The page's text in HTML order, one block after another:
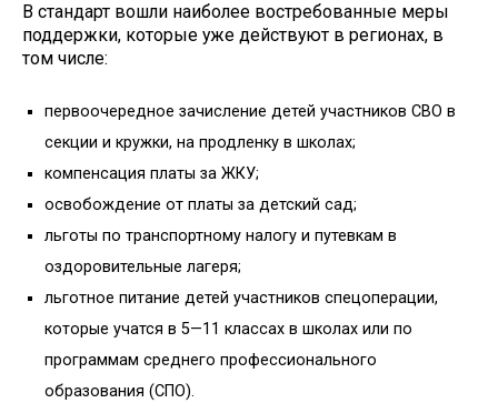
В стандарт вошли наиболее востребованные меры
поддержки, которые уже действуют в регионах, в
том числе:
первоочередное зачисление детей участников СВО в
секции и кружки, на продленку в школах;
компенсация платы за ЖКУ;
освобождение от платы за детский сад;
льготы по транспортному налогу и путевкам в
оздоровительные лагеря;
льготное питание детей участников спецоперации,
которые учатся в 5—11 классах в школах или по
программам среднего профессионального
образования (СПО).